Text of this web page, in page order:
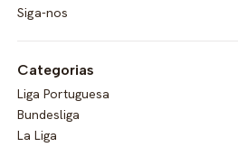
Siga-nos
Categorias
Liga Portuguesa
Bundesliga
La Liga